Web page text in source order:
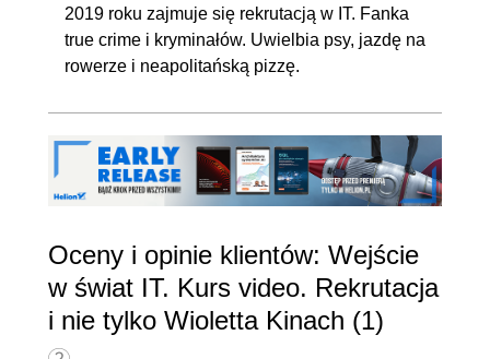
2019 roku zajmuje się rekrutacją w IT. Fanka
true crime i kryminałów. Uwielbia psy, jazdę na
rowerze i neapolitańską pizzę.
Oceny i opinie klientów: Wejście
w świat IT. Kurs video. Rekrutacja
i nie tylko Wioletta Kinach (1)